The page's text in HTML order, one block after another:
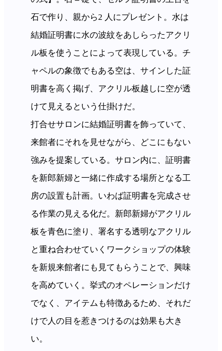
石で作り、親から2 人にプレゼント。水は
結婚証明書に水の波紋をあしらったアクリ
ル板を使うことによって表現している。チ
ャペルの象徴でもある空は、サインした証
明書を高く掲げ、アクリル板越しに空が透
けて見えるという仕掛けだ。
打合せサロンに結婚証明書を飾っていて、
来館者にそれを見せながら、どこにもない
強みを提案している。サロン内に、証明書
を新郎新婦と一緒に作成する場所となる工
房の設置も計画。いわば証明書を完成させ
る作業の見える化だ。新郎新婦がアクリル
板を青色に塗り、署名する透明なアクリル
と重ね合わせていくワークショップの体験
を新規来館者にも見てもらうことで、興味
を高めていく。挙式のオペレーションだけ
でなく、アイテムも特徴あるため、それだ
けで人の目を惹きつけるのは効果も大き
い。